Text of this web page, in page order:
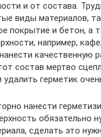
и от состава.
виды материалов,
покрытие и бетон, а
например,
качественную
состав мертво
удалить герметик
нанести
обязательно
сделать это